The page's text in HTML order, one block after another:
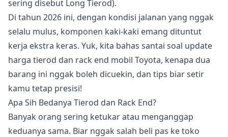
sering disebut Long Tierod).
Di tahun 2026 ini, dengan kondisi jalanan yang nggak
selalu mulus, komponen kaki-kaki emang dituntut
kerja ekstra keras. Yuk, kita bahas santai soal update
harga tierod dan rack end mobil Toyota, kenapa dua
barang ini nggak boleh dicuekin, dan tips biar setir
kamu tetap presisi!
Apa Sih Bedanya Tierod dan Rack End?
Banyak orang sering ketukar atau menganggap
keduanya sama. Biar nggak salah beli pas ke toko